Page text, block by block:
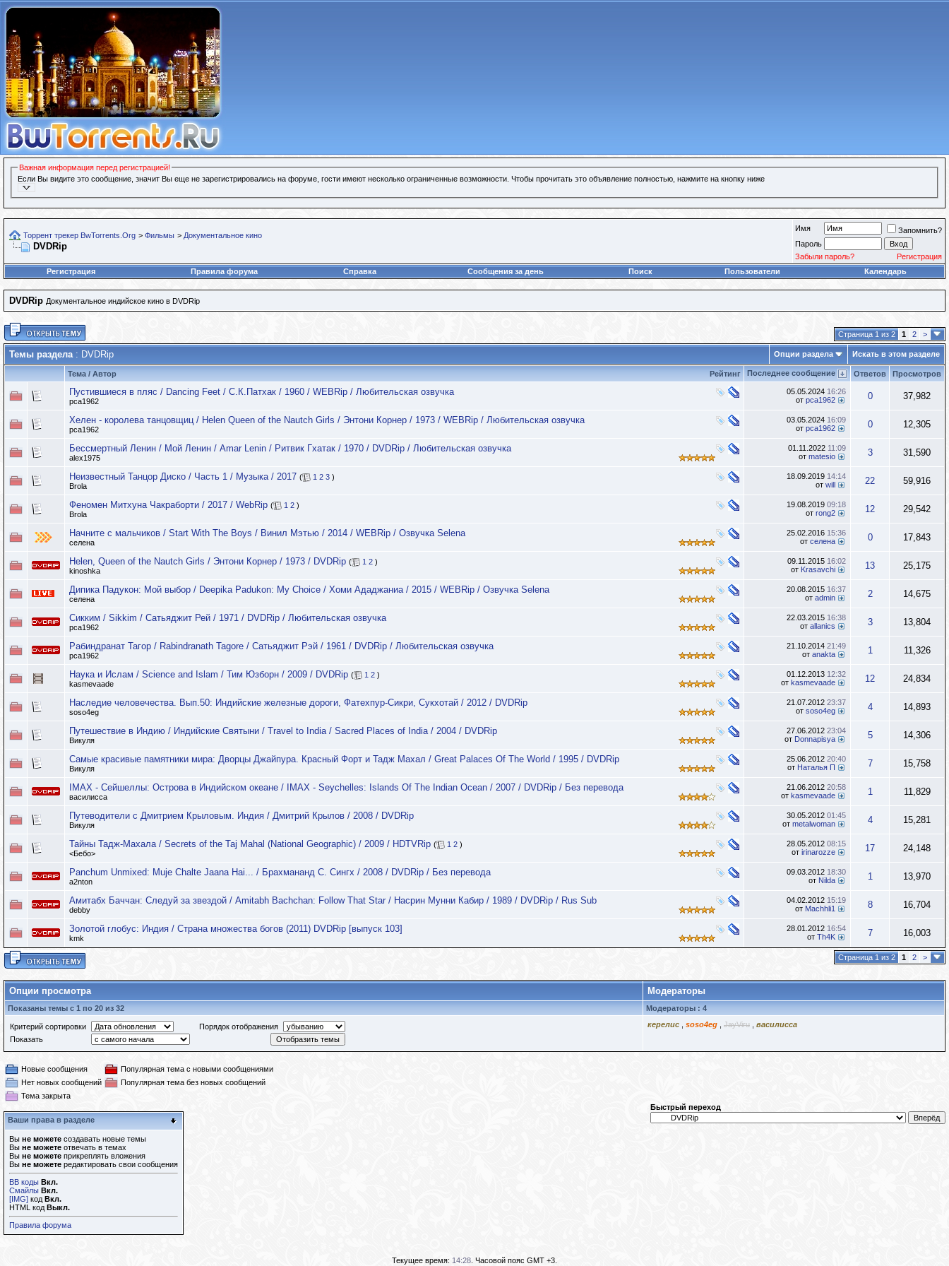
Важная информация перед регистрацией!
Если Вы видите это сообщение, значит Вы еще не зарегистрировались на форуме, гости имеют несколько ограниченные возможности. Чтобы прочитать это объявление полностью, нажмите на кнопку ниже
Торрент трекер BwTorrents.Org > Фильмы > Документальное кино
DVDRip
Имя
Запомнить?
Пароль
Забыли пароль?
Регистрация
Регистрация
Правила форума Справка Сообщения за день Поиск Пользователи Календарь
DVDRip Документальное индийское кино в DVDRip
Страница 1 из 2 1 2 >
Темы раздела: DVDRip Опции раздела Искать в этом разделе
Рейтинг
Тема / Автор Последнее сообщение Ответов Просмотров
Пустившиеся в пляс / Dancing Feet / С.К.Патхак / 1960 / WEBRip / Любительская озвучка
pca1962
05.05.2024 16:26
от pca1962 0 37,982
Хелен - королева танцовщиц / Helen Queen of the Nautch Girls / Энтони Корнер / 1973 / WEBRip / Любительская озвучка
pca1962
03.05.2024 16:09
от pca1962 0 12,305
Бессмертный Ленин / Мой Ленин / Amar Lenin / Ритвик Гхатак / 1970 / DVDRip / Любительская озвучка
alex1975
01.11.2022 11:09
от matesio 3 31,590
Неизвестный Танцор Диско / Часть 1 / Музыка / 2017 ( 1 2 3 )
Brola
18.09.2019 14:14
от will 22 59,916
Феномен Митхуна Чакраборти / 2017 / WebRip ( 1 2 )
Brola
19.08.2019 09:18
от rong2 12 29,542
Начните с мальчиков / Start With The Boys / Винил Мэтью / 2014 / WEBRip / Озвучка Selena
селена
25.02.2016 15:36
от селена 0 17,843
Helen, Queen of the Nautch Girls / Энтони Корнер / 1973 / DVDRip ( 1 2 )
kinoshka
09.11.2015 16:02
от Krasavchi 13 25,175
Дипика Падукон: Мой выбор / Deepika Padukon: My Choice / Хоми Ададжаниа / 2015 / WEBRip / Озвучка Selena
селена
20.08.2015 16:37
от admin 2 14,675
Сикким / Sikkim / Сатьяджит Рей / 1971 / DVDRip / Любительская озвучка
pca1962
22.03.2015 16:38
от allanics 3 13,804
Рабиндранат Тагор / Rabindranath Tagore / Сатьяджит Рэй / 1961 / DVDRip / Любительская озвучка
pca1962
21.10.2014 21:49
от anakta 1 11,326
Наука и Ислам / Science and Islam / Тим Юзборн / 2009 / DVDRip ( 1 2 )
kasmevaade
01.12.2013 12:32
от kasmevaade 12 24,834
Наследие человечества. Вып.50: Индийские железные дороги, Фатехпур-Сикри, Сукхотай / 2012 / DVDRip
soso4eg
21.07.2012 23:37
от soso4eg 4 14,893
Путешествие в Индию / Индийские Святыни / Travel to India / Sacred Places of India / 2004 / DVDRip
Викуля
27.06.2012 23:04
от Donnapisya 5 14,306
Самые красивые памятники мира: Дворцы Джайпура. Красный Форт и Тадж Махал / Great Palaces Of The World / 1995 / DVDRip
Викуля
25.06.2012 20:40
от Наталья П 7 15,758
IMAX - Сейшеллы: Острова в Индийском океане / IMAX - Seychelles: Islands Of The Indian Ocean / 2007 / DVDRip / Без перевода
василисса
21.06.2012 20:58
от kasmevaade 1 11,829
Путеводители с Дмитрием Крыловым. Индия / Дмитрий Крылов / 2008 / DVDRip
Викуля
30.05.2012 01:45
от metalwoman 4 15,281
Тайны Тадж-Махала / Secrets of the Taj Mahal (National Geographic) / 2009 / HDTVRip ( 1 2 )
<Бебо>
28.05.2012 08:15
от irinarozze 17 24,148
Panchum Unmixed: Muje Chalte Jaana Hai... / Брахмананд С. Сингх / 2008 / DVDRip / Без перевода
a2nton
09.03.2012 18:30
от Nilda 1 13,970
Амитабх Баччан: Следуй за звездой / Amitabh Bachchan: Follow That Star / Насрин Мунни Кабир / 1989 / DVDRip / Rus Sub
debby
04.02.2012 15:19
от Machhli1 8 16,704
Золотой глобус: Индия / Страна множества богов (2011) DVDRip [выпуск 103]
kmk
28.01.2012 16:54
от Th4K 7 16,003
Страница 1 из 2 1 2 >
Опции просмотра Модераторы
Показаны темы с 1 по 20 из 32 Модераторы : 4
Критерий сортировки
Порядок отображения
Показать
керелис soso4eg JayViru василисса
Новые сообщения
Популярная тема с новыми сообщениями
Нет новых сообщений
Популярная тема без новых сообщений
Тема закрыта
Ваши права в разделе
Вы не можете создавать новые темы
Вы не можете отвечать в темах
Вы не можете прикреплять вложения
Вы не можете редактировать свои сообщения
BB коды Вкл.
Смайлы Вкл.
[IMG] код Вкл.
HTML код Выкл.
Правила форума
Быстрый переход
Текущее время: 14:28 . Часовой пояс GMT +3.